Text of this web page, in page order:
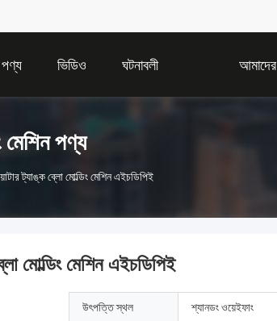
পণ্য ভিডিও ঘটনাবলী
মেশিন পণ্য
ট্যাঙ্ক ব্লো মোল্ডিং মেশিন এইচডিপিই
মোল্ডিং মেশিন এইচডিপিই
উৎপত্তি স্থল শ্যানডং ওয়েইফাং